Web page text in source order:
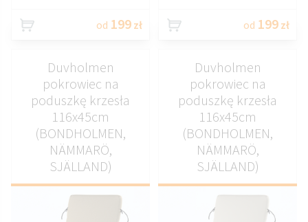
od 199 zł od 199 zł
Duvholmen
pokrowiec na
poduszkę krzesła
116x45cm
(BONDHOLMEN,
NÄMMARÖ,
SJÄLLAND)
Duvholmen
pokrowiec na
poduszkę krzesła
116x45cm
(BONDHOLMEN,
NÄMMARÖ,
SJÄLLAND)